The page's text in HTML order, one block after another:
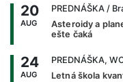
20
AUG
PREDNÁŠKA /
Asteroidy a
ešte čaká
24
AUG
PREDNÁŠKA,
Letná škola